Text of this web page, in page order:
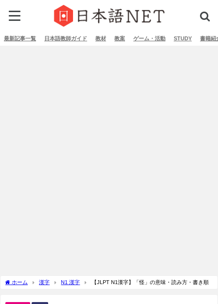
最新記事一覧 日本語教師ガイド 教材 教案 ゲーム・活動 STUDY 書籍紹
ホーム 漢字 N1 漢字 【JLPT N1漢字】「怪」の意味・読み方・書き順